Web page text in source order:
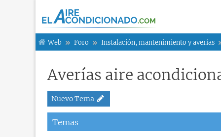
Web Foro Instalación, mantenimiento y averías
Averías aire
Nuevo Tema
Temas